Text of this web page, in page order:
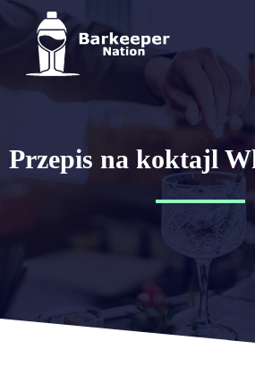
Przepis na koktajl